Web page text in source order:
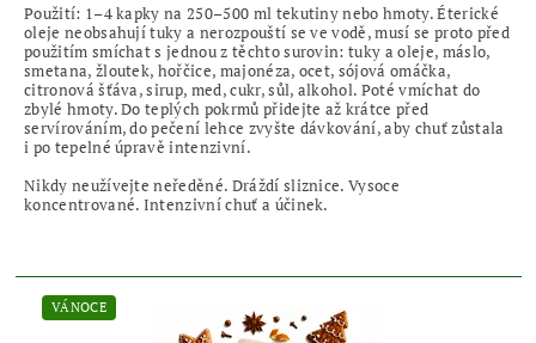
Použití: 1–4 kapky na 250–500 ml tekutiny nebo hmoty. Éterické
oleje neobsahují tuky a nerozpouští se ve vodě, musí se proto před
použitím smíchat s jednou z těchto surovin: tuky a oleje, máslo,
smetana, žloutek, hořčice, majonéza, ocet, sójová omáčka,
citronová šťáva, sirup, med, cukr, sůl, alkohol. Poté vmíchat do
zbylé hmoty. Do teplých pokrmů přidejte až krátce před
servírováním, do pečení lehce zvyšte dávkování, aby chuť zůstala
i po tepelné úpravě intenzivní.
Nikdy neužívejte neředěné. Dráždí sliznice. Vysoce
koncentrované. Intenzivní chuť a účinek.
VÁNOCE